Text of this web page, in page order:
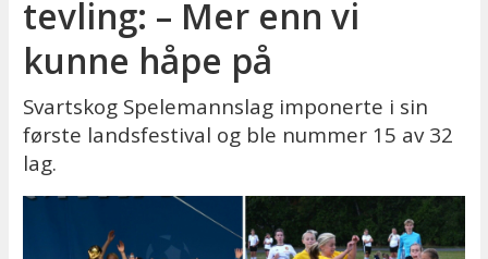
tevling: – Mer enn vi
kunne håpe på
Svartskog Spelemannslag imponerte i sin
første landsfestival og ble nummer 15 av 32
lag.